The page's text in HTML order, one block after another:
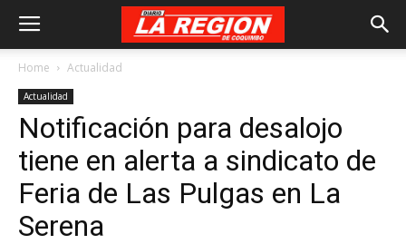
Home Actualidad
Actualidad
Notificación para desalojo
tiene en alerta a sindicato de
Feria de Las Pulgas en La
Serena